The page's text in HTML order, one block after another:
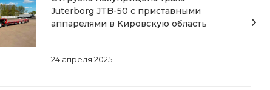
24 апреля 2025
Juterborg JTB-50 с приставными
аппарелями в Кировскую область